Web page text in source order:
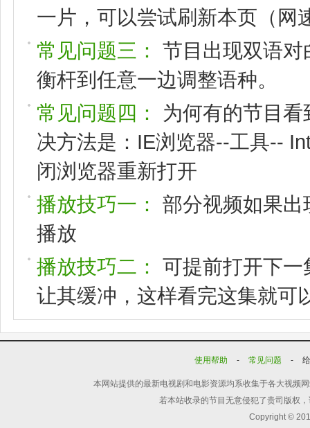
一片，可以尝试刷新本页（网
常见问题三：
节目出现双语
衡杆到任意一边调整语种。
常见问题四：
为何有的节目
决方法是：IE浏览器--工具--
闭浏览器重新打开
播放技巧一：
部分视频如果
播放
播放技巧二：
可提前打开下
让其缓冲，这样看完这集就可
使用帮助 - 常见问题 -
本网站提供的最新电视剧和电影资源均系收集于各大视频
若本站收录的节目无意侵犯了贵司版权
Copyright ©